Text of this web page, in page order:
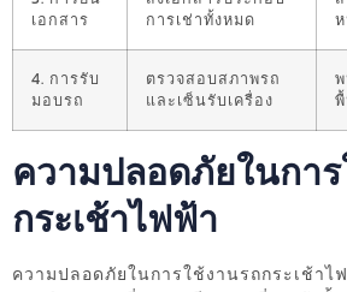
เอกสาร
การเช่าทั้งหมด
4. การรับ
มอบรถ
ตรวจสอบสภาพรถ
และเซ็นรับเครื่อง
ความปลอดภัยในกา
กระเช้าไฟฟ้า
ความปลอดภัยในการใช้งานรถกระเช้าไ